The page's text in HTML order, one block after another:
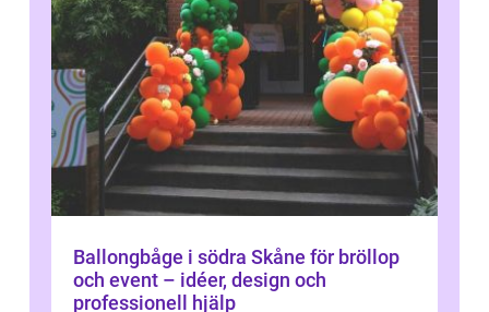
Ballongbåge i södra Skåne för bröllop
och event – idéer, design och
professionell hjälp